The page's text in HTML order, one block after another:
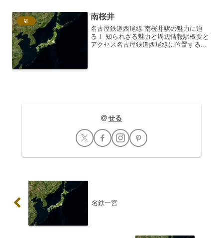
駅 南桜井
名古屋鉄道西尾線 南桜井駅の魅力に迫
る！ 知られざる魅力と周辺情報駅概要と
アクセス名古屋鉄道西尾線に位置する南
せる
名鉄一宮